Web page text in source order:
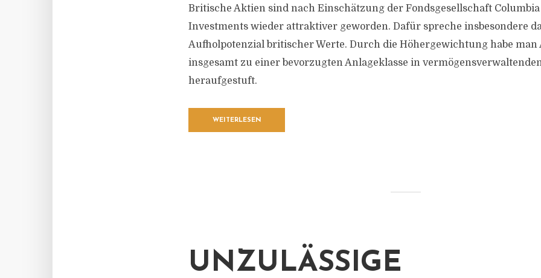
Britische Aktien sind nach Einschätzung der Fondsgesellschaft
Investments wieder attraktiver geworden. Dafür spreche insbesondere
Aufholpotenzial britischer Werte. Durch die Höhergewichtung habe man
insgesamt zu einer bevorzugten Anlageklasse in
heraufgestuft.
WEITERLESEN
UNZULÄSSIGE